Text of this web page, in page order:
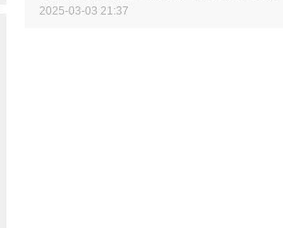
市下辖的瓦房店市...
2025-03-03 21:37